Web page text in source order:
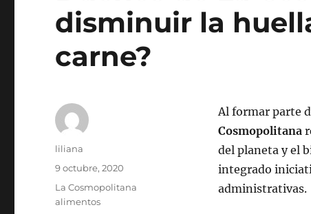
disminuir la
carne?
Al formar parte
Cosmopolitana
del planeta y el
integrado
administrativas.
Autor
liliana
Publicado
9 octubre, 2020
Categorías
La Cosmopolitana
alimentos